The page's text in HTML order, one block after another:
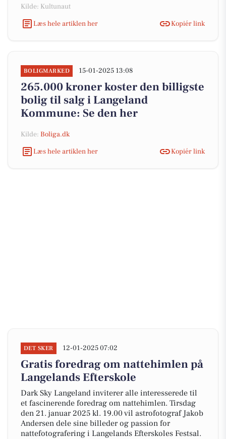
Kilde: Kultunaut
Læs hele artiklen her
Kopiér link
BOLIGMARKED 15-01-2025 13:08
265.000 kroner koster den billigste
bolig til salg i Langeland
Kommune: Se den her
Kilde: Boliga.dk
Læs hele artiklen her
Kopiér link
DET SKER 12-01-2025 07:02
Gratis foredrag om nattehimlen på
Langelands Efterskole
Dark Sky Langeland inviterer alle interesserede til
et fascinerende foredrag om nattehimlen. Tirsdag
den 21. januar 2025 kl. 19.00 vil astrofotograf Jakob
Andersen dele sine billeder og passion for
nattefotografering i Langelands Efterskoles Festsal.